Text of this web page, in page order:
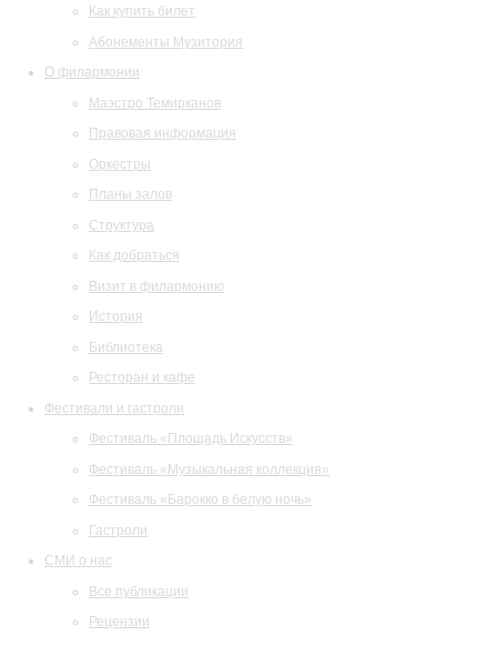
Как купить билет
Абонементы Музитория
О филармонии
Маэстро Темирканов
Правовая информация
Оркестры
Планы залов
Структура
Как добраться
Визит в филармонию
История
Библиотека
Ресторан и кафе
Фестивали и гастроли
Фестиваль «Площадь Искусств»
Фестиваль «Музыкальная коллекция»
Фестиваль «Барокко в белую ночь»
Гастроли
СМИ о нас
Все публикации
Рецензии